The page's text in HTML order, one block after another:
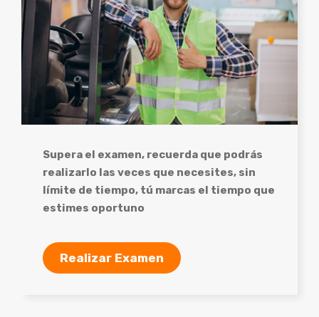
Supera el examen, recuerda que podrás
realizarlo las veces que necesites, sin
límite de tiempo, tú marcas el tiempo que
estimes oportuno
Realizar Examen